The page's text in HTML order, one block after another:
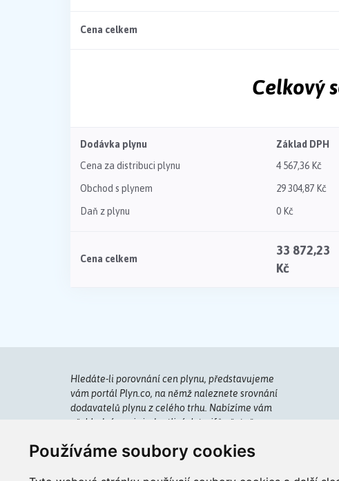
Používáme soubory cookies
Cena celkem
Celkový
Dodávka plynu Základ DPH
Cena za distribuci plynu
4 567,36 Kč
Obchod s plynem 29 304,87 Kč
Daň z plynu 0 Kč
Cena celkem
33 872,23
Kč
Hledáte-li porovnání cen plynu, představujeme
vám portál Plyn.co, na němž naleznete srovnání
dodavatelů plynu z celého trhu. Nabízíme vám
přehledný popis jednotlivých tarifů včetně cen.